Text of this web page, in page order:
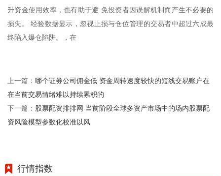
升资金使用效率，也有助于避 免投资者因误解机制而产生不必要的
损失。 经验数据显示，忽视止损与仓位管理的交易者中超过六成最
终陷入爆仓陷阱。，在
上一篇： 哪个证券公司佣金低 资金周转速度较快的短线交易账户在
在当前交易情绪难以持续累积的
下一篇： 股票配资排排网 当前阶段全球多资产市场中的场内股票配
资风险模型参数化校准以风
行情指数